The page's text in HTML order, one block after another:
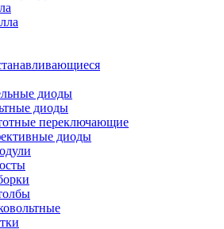
диоды
диоды
переключающие
диоды